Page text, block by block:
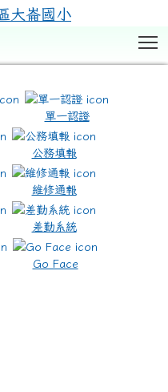
單一認證
公務填報
維修通報
差勤系統
Go Face